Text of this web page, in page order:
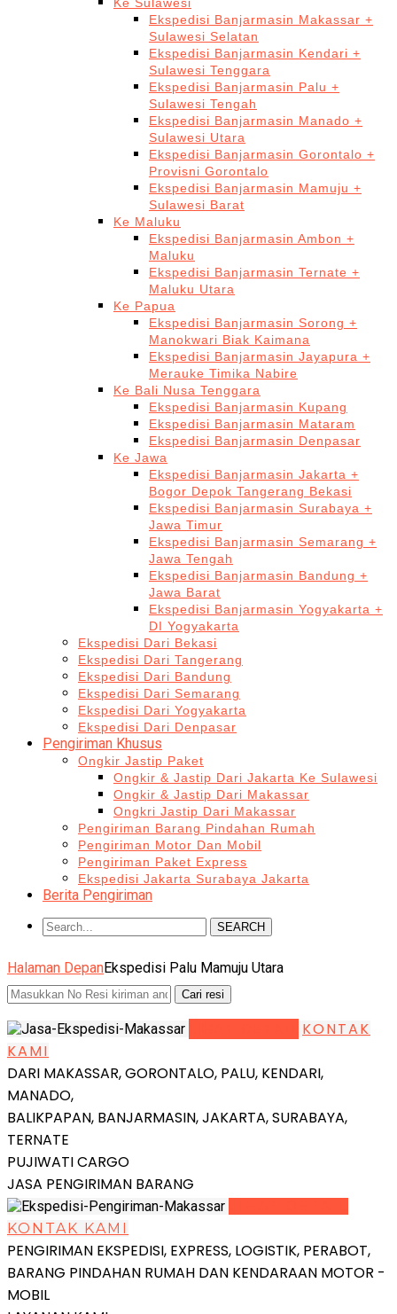
Ekspedisi Banjarmasin Makassar +
Sulawesi Selatan
Ekspedisi Banjarmasin Kendari +
Sulawesi Tenggara
Ekspedisi Banjarmasin Palu +
Sulawesi Tengah
Ekspedisi Banjarmasin Manado +
Sulawesi Utara
Ekspedisi Banjarmasin Gorontalo +
Provisni Gorontalo
Ekspedisi Banjarmasin Mamuju +
Sulawesi Barat
Ke Maluku
Ekspedisi Banjarmasin Ambon +
Maluku
Ekspedisi Banjarmasin Ternate +
Maluku Utara
Ke Papua
Ekspedisi Banjarmasin Sorong +
Manokwari Biak Kaimana
Ekspedisi Banjarmasin Jayapura +
Merauke Timika Nabire
Ke Bali Nusa Tenggara
Ekspedisi Banjarmasin Kupang
Ekspedisi Banjarmasin Mataram
Ekspedisi Banjarmasin Denpasar
Ke Jawa
Ekspedisi Banjarmasin Jakarta +
Bogor Depok Tangerang Bekasi
Ekspedisi Banjarmasin Surabaya +
Jawa Timur
Ekspedisi Banjarmasin Semarang +
Jawa Tengah
Ekspedisi Banjarmasin Bandung +
Jawa Barat
Ekspedisi Banjarmasin Yogyakarta +
DI Yogyakarta
Ekspedisi Dari Bekasi
Ekspedisi Dari Tangerang
Ekspedisi Dari Bandung
Ekspedisi Dari Semarang
Ekspedisi Dari Yogyakarta
Ekspedisi Dari Denpasar
Pengiriman Khusus
Ongkir Jastip Paket
Ongkir & Jastip Dari Jakarta Ke Sulawesi
Ongkir & Jastip Dari Makassar
Ongkri Jastip Dari Makassar
Pengiriman Barang Pindahan Rumah
Pengiriman Motor Dan Mobil
Pengiriman Paket Express
Ekspedisi Jakarta Surabaya Jakarta
Berita Pengiriman
SEARCH
Halaman DepanEkspedisi Palu Mamuju Utara
KONTAK
KAMI
DARI MAKASSAR, GORONTALO, PALU, KENDARI,
MANADO,
BALIKPAPAN, BANJARMASIN, JAKARTA, SURABAYA,
TERNATE
PUJIWATI CARGO
JASA PENGIRIMAN BARANG
KONTAK KAMI
PENGIRIMAN EKSPEDISI, EXPRESS, LOGISTIK, PERABOT,
BARANG PINDAHAN RUMAH DAN KENDARAAN MOTOR -
MOBIL